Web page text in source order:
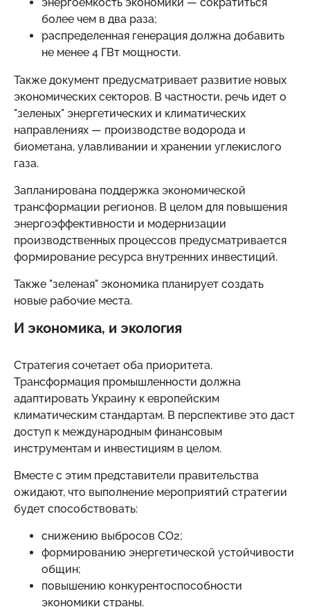
более чем в два раза;
распределенная генерация должна добавить
не менее 4 ГВт мощности.
Также документ предусматривает развитие новых
экономических секторов. В частности, речь идет о
"зеленых" энергетических и климатических
направлениях — производстве водорода и
биометана, улавливании и хранении углекислого
газа.
Запланирована поддержка экономической
трансформации регионов. В целом для повышения
энергоэффективности и модернизации
производственных процессов предусматривается
формирование ресурса внутренних инвестиций.
Также "зеленая" экономика планирует создать
новые рабочие места.
И экономика, и экология
Стратегия сочетает оба приоритета.
Трансформация промышленности должна
адаптировать Украину к европейским
климатическим стандартам. В перспективе это даст
доступ к международным финансовым
инструментам и инвестициям в целом.
Вместе с этим представители правительства
ожидают, что выполнение мероприятий стратегии
будет способствовать:
снижению выбросов CO2;
формированию энергетической устойчивости
общин;
повышению конкурентоспособности
экономики страны.